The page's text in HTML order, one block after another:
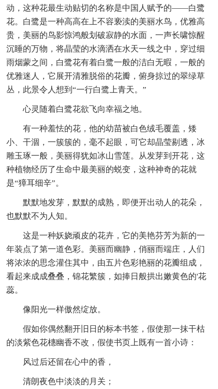
动，这种花最生动贴切的名称是中国人赋予的——白鹭
花。白鹭是一种高高在上不容亵渎的美丽水鸟，优雅高
贵，美丽的鸟影惊鸿般划破寂静的水面，一声长啸惊醒
沉睡的万物，将晶莹的水滴洒在水天一线之中，穿过细
雨烟蒙之间，白鹭花有着白鹭一般的洁白无暇，一般的
优雅迷人，它展开清雅脱俗的花瓣，俯身掠过的翠绿草
丛，此景令人想到“一行白鹭上青天。”
心灵随着白鹭花欲飞向幸福之地。
有一种羞怯的花，他的幼苗被白色绒毛覆盖，矮
小、干涸，一簇簇的，毫不起眼，可它却晶莹剔透，冰
雕玉琢一般，美丽得犹如冰山雪莲。从发芽到开花，这
种植物经历了生命中最美丽的蜕变，这种神奇的花就
是“獐耳细辛”。
默默地发芽，默默的成熟，即便开出动人的花朵，
也默默不为人知。
这是一种妖娆顽皮的花卉，它的美艳芬芳为新的一
年装点了第一道色彩。美丽而幽静，俏丽而端庄，人们
将浓浓的思念灌住其中，由五片色彩艳丽的花瓣组成，
看起来成成叠叠，锦花繁簇，如捧日般拱出嫩黄色的'花
蕊。
像阳光一样傲然绽放。
假如你偶然翻开旧日的标本书签，假使那一抹干枯
的淡紫色花橞幽香不改，假使书页上既有一首小诗：
风过后还留在心中的香，
清朗夜色中淡淡的月关；